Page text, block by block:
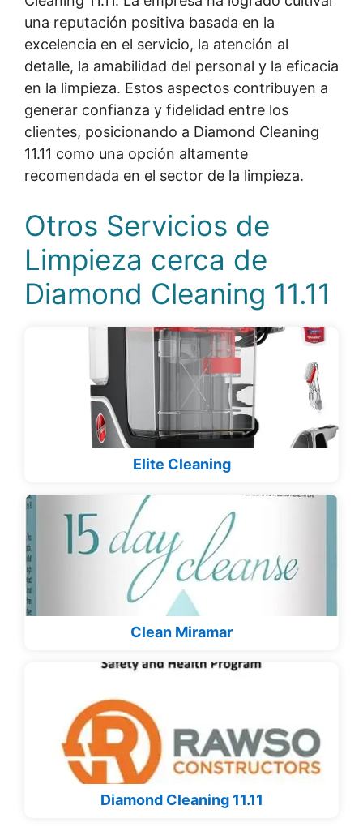
una reputación positiva basada en la
excelencia en el servicio, la atención al
detalle, la amabilidad del personal y la eficacia
en la limpieza. Estos aspectos contribuyen a
generar confianza y fidelidad entre los
clientes, posicionando a Diamond Cleaning
11.11 como una opción altamente
recomendada en el sector de la limpieza.
Otros Servicios de
Limpieza cerca de
Diamond Cleaning 11.11
Elite Cleaning
Clean Miramar
Diamond Cleaning 11.11